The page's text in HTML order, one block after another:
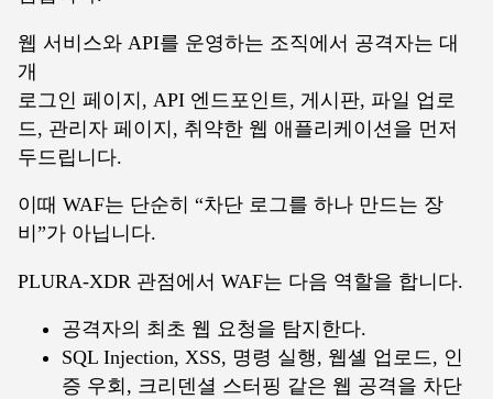
웹 서비스와 API를 운영하는 조직에서 공격자는 대
개
로그인 페이지, API 엔드포인트, 게시판, 파일 업로
드, 관리자 페이지, 취약한 웹 애플리케이션을 먼저
두드립니다.
이때 WAF는 단순히 “차단 로그를 하나 만드는 장
비”가 아닙니다.
PLURA-XDR 관점에서 WAF는 다음 역할을 합니다.
공격자의 최초 웹 요청을 탐지한다.
SQL Injection, XSS, 명령 실행, 웹셸 업로드, 인
증 우회, 크리덴셜 스터핑 같은 웹 공격을 차단